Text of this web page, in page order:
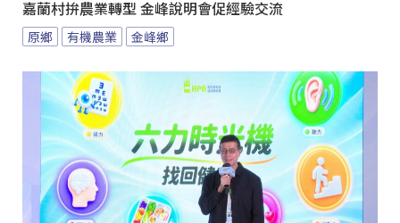
嘉蘭村拚農業轉型 金峰說明會促經驗交流
原鄉 有機農業 金峰鄉